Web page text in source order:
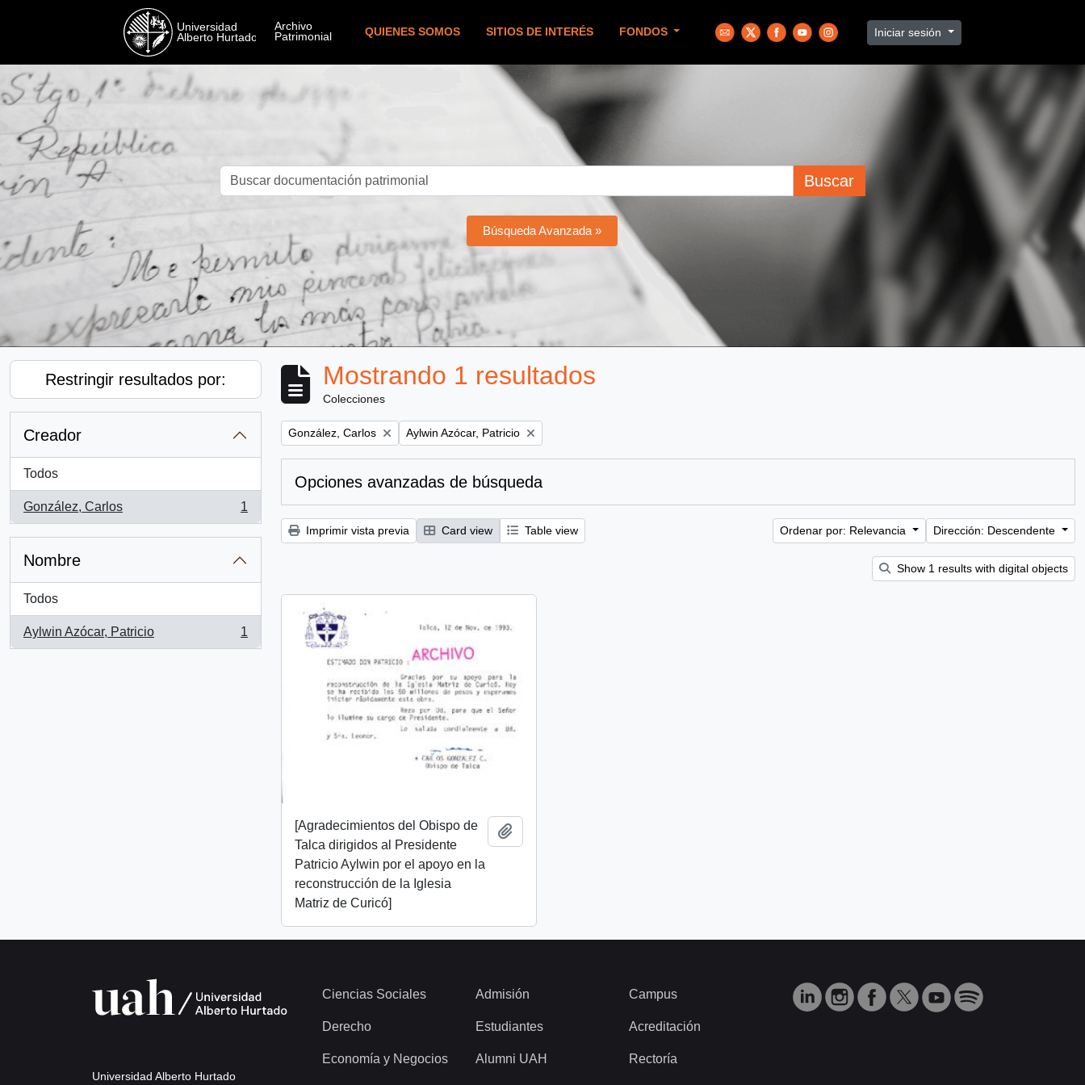
QUIENES SOMOS SITIOS DE INTERÉS FONDOS Iniciar sesión
Buscar
Búsqueda Avanzada »
Restringir resultados por:
Creador
Todos
González, Carlos
, 1 resultados
1
Nombre
Todos
Aylwin Azócar, Patricio
, 1 resultados
1
Mostrando 1 resultados
Colecciones
Remove filter:
González, Carlos Remove filter:
Aylwin Azócar, Patricio
Opciones avanzadas de búsqueda
Imprimir vista previa Card view Table view Ordenar por: Relevancia Dirección: Descendente
Show 1 results with digital objects
[Agradecimientos del Obispo de
Talca dirigidos al Presidente
Patricio Aylwin por el apoyo en la
reconstrucción de la Iglesia
Matriz de Curicó]
Universidad Alberto Hurtado
Ciencias Sociales
Derecho
Economía y Negocios
Admisión
Estudiantes
Alumni UAH
Campus
Acreditación
Rectoría